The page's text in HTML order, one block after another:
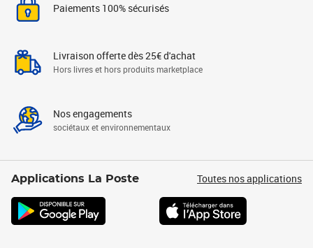
Paiements 100% sécurisés
Livraison offerte dès 25€ d'achat
Hors livres et hors produits marketplace
Nos engagements
sociétaux et environnementaux
Applications La Poste Toutes nos applications